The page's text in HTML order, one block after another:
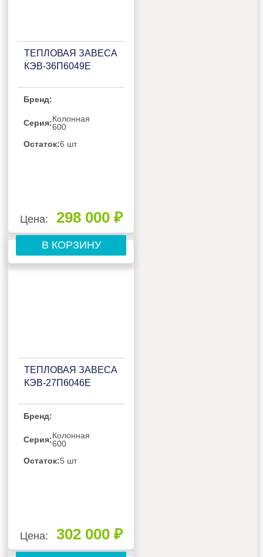
ТЕПЛОВАЯ ЗАВЕСА
КЭВ-36П6049Е
Бренд:
Серия:Колонная
600
Остаток:6 шт
Цена: 298 000 ₽
В КОРЗИНУ
ТЕПЛОВАЯ ЗАВЕСА
КЭВ-27П6046Е
Бренд:
Серия:Колонная
600
Остаток:5 шт
Цена: 302 000 ₽